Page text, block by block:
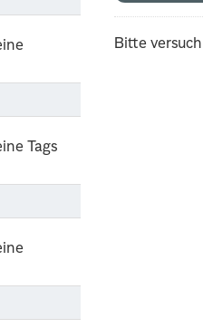
Tags
Bitte